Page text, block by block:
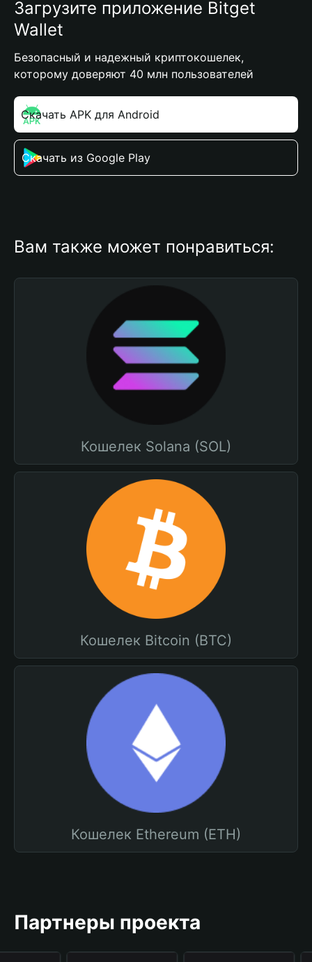
Загрузите приложение Bitget
Wallet
Безопасный и надежный криптокошелек,
которому доверяют 40 млн пользователей
Скачать APK для Android
Скачать из Google Play
Вам также может понравиться:
Кошелек Solana (SOL)
Кошелек Bitcoin (BTC)
Кошелек Ethereum (ETH)
Партнеры проекта